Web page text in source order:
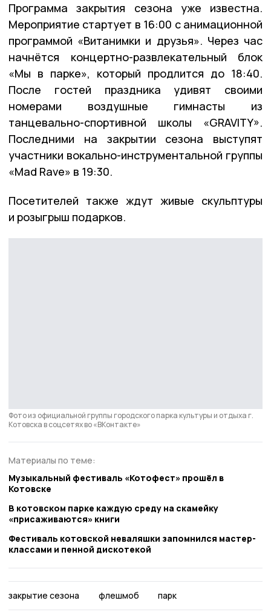
Программа закрытия сезона уже известна.
Мероприятие стартует в 16:00 с анимационной
программой «Витанимки и друзья». Через час
начнётся концертно-развлекательный блок
«Мы в парке», который продлится до 18:40.
После гостей праздника удивят своими
номерами воздушные гимнасты из
танцевально-спортивной школы «GRAVITY».
Последними на закрытии сезона выступят
участники вокально-инструментальной группы
«Mad Rave» в 19:30.
Посетителей также ждут живые скульптуры
и розыгрыш подарков.
Фото из официальной группы городского парка культуры и отдыха г.
Котовска в соцсетях во «ВКонтакте»
Материалы по теме:
Музыкальный фестиваль «Котофест» прошёл в
Котовске
В котовском парке каждую среду на скамейку
«присаживаются» книги
Фестиваль котовской неваляшки запомнился мастер-
классами и пенной дискотекой
закрытие сезона флешмоб парк